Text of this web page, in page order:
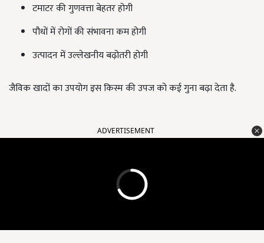
टमाटर की गुणवत्ता बेहतर होगी
पौधों में रोगों की संभावना कम होगी
उत्पादन में उल्लेखनीय बढ़ोतरी होगी
जैविक खादों का उपयोग इस किस्म की उपज को कई गुना बढ़ा देता है.
ADVERTISEMENT